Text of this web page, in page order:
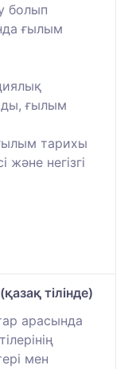
болып
ғылым
ғылым
тарихы
негізгі
тілінде)
арасында
мен